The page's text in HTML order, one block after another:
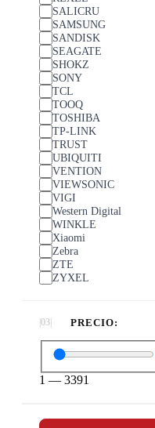
SALICRU
SAMSUNG
SANDISK
SEAGATE
SHOKZ
SONY
TCL
TOOQ
TOSHIBA
TP-LINK
TRUST
UBIQUITI
VENTION
VIEWSONIC
VIGI
Western Digital
WINKLE
Xiaomi
Zebra
ZTE
ZYXEL
PRECIO:
1 — 3391